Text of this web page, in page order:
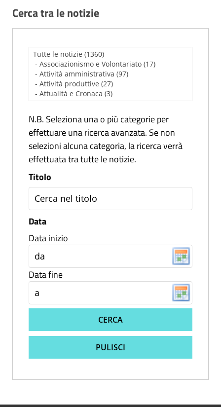
Cerca tra le notizie
N.B. Seleziona una o più categorie per
effettuare una ricerca avanzata. Se non
selezioni alcuna categoria, la ricerca verrà
effettuata tra tutte le notizie.
Titolo
Data
Data inizio
Data fine
CERCA
PULISCI